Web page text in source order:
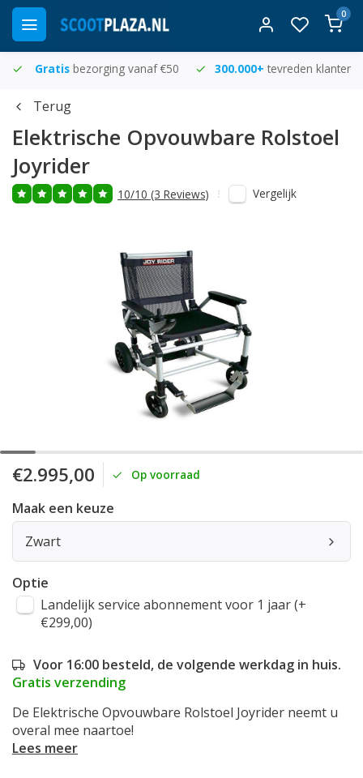
0
Gratis bezorging vanaf €50 300.000+ tevreden klanten
Terug
Elektrische Opvouwbare Rolstoel
Joyrider
10/10 (3 Reviews) Vergelijk
€2.995,00 Op voorraad
Maak een keuze
Zwart
Optie
Landelijk service abonnement voor 1 jaar (+
€299,00)
Voor 16:00 besteld, de volgende werkdag in huis.
Gratis verzending
De Elektrische Opvouwbare Rolstoel Joyrider neemt u
overal mee naartoe!
Lees meer